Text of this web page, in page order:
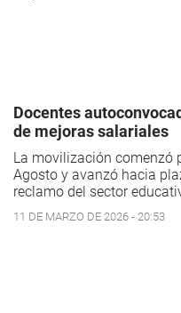
Docentes
de mejoras salariales
La movilización comenzó
Agosto y avanzó hacia
reclamo del sector
11 DE MARZO DE 2026 - 20:53